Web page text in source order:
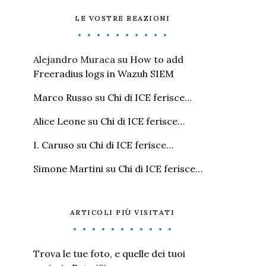
LE VOSTRE REAZIONI
Alejandro Muraca su How to add
Freeradius logs in Wazuh SIEM
Marco Russo su Chi di ICE ferisce…
Alice Leone su Chi di ICE ferisce…
I. Caruso su Chi di ICE ferisce…
Simone Martini su Chi di ICE ferisce…
ARTICOLI PIÙ VISITATI
Trova le tue foto, e quelle dei tuoi